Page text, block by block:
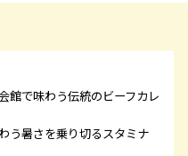
館で味わう伝統のビーフカレ
う暑さを乗り切るスタミナ